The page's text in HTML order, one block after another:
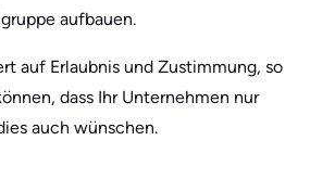
aufbauen.
auf Erlaubnis und Zustimmung, so
dass Ihr Unternehmen nur
auch wünschen.